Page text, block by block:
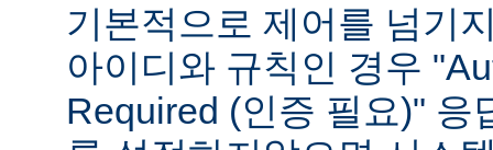
기본적으로 제어를 넘기
아이디와 규칙인 경우
Required (인증 필요)" 응